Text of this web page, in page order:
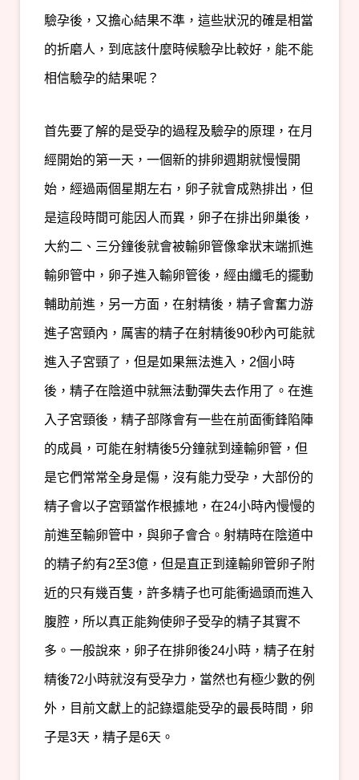
驗孕後，又擔心結果不準，這些狀況的確是相當
的折磨人，到底該什麼時候驗孕比較好，能不能
相信驗孕的結果呢？
首先要了解的是受孕的過程及驗孕的原理，在月
經開始的第一天，一個新的排卵週期就慢慢開
始，經過兩個星期左右，卵子就會成熟排出，但
是這段時間可能因人而異，卵子在排出卵巢後，
大約二、三分鐘後就會被輸卵管像傘狀末端抓進
輸卵管中，卵子進入輸卵管後，經由纖毛的擺動
輔助前進，另一方面，在射精後，精子會奮力游
進子宮頸內，厲害的精子在射精後90秒內可能就
進入子宮頸了，但是如果無法進入，2個小時
後，精子在陰道中就無法動彈失去作用了。在進
入子宮頸後，精子部隊會有一些在前面衝鋒陷陣
的成員，可能在射精後5分鐘就到達輸卵管，但
是它們常常全身是傷，沒有能力受孕，大部份的
精子會以子宮頸當作根據地，在24小時內慢慢的
前進至輸卵管中，與卵子會合。射精時在陰道中
的精子約有2至3億，但是直正到達輸卵管卵子附
近的只有幾百隻，許多精子也可能衝過頭而進入
腹腔，所以真正能夠使卵子受孕的精子其實不
多。一般說來，卵子在排卵後24小時，精子在射
精後72小時就沒有受孕力，當然也有極少數的例
外，目前文獻上的記錄還能受孕的最長時間，卵
子是3天，精子是6天。